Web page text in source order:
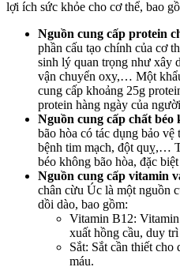
lợi ích sức khỏe cho cơ thể, bao
Nguồn cung cấp protein
phần cấu tạo chính của cơ
sinh lý quan trọng như xây
vận chuyển oxy,… Một
cung cấp khoảng 25g
protein hàng ngày của
Nguồn cung cấp chất béo
bão hòa có tác dụng bảo
bệnh tim mạch, đột quỵ,…
béo không bão hòa, đặc
Nguồn cung cấp vitamin
chân cừu Úc là một nguồn
dồi dào, bao gồm:
Vitamin B12:
xuất hồng cầu, duy
Sắt: Sắt cần thiết
máu.